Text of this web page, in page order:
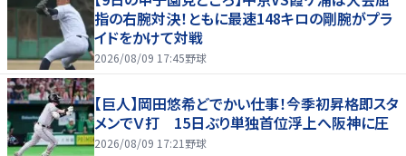
指の右腕対決！ともに最速148キロの剛腕がプラ
イドをかけて対戦
2026/08/09 17:45野球
【巨人】岡田悠希どでかい仕事！今季初昇格即スタ
メンでＶ打 15日ぶり単独首位浮上へ阪神に圧
2026/08/09 17:21 野球